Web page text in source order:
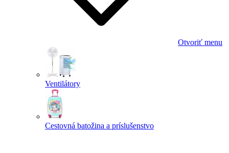
Otvoriť menu
Ventilátory
Cestovná batožina a príslušenstvo